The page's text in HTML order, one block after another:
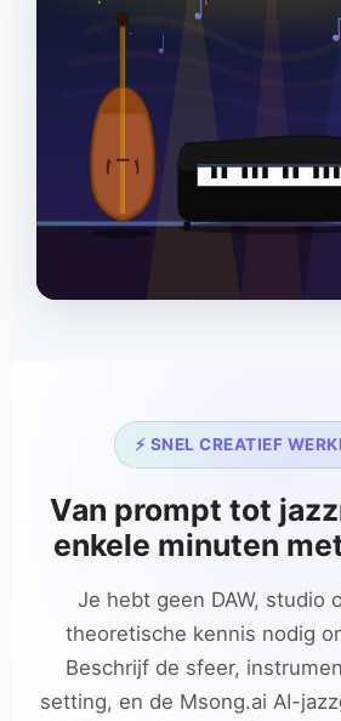
⚡ SNEL CREATIEF
Van prompt tot
enkele minuten
Je hebt geen DAW, studio
theoretische kennis nodig
Beschrijf de sfeer,
setting, en de Msong.ai AI-